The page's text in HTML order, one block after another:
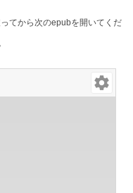
てから次のepubを開いてくだ